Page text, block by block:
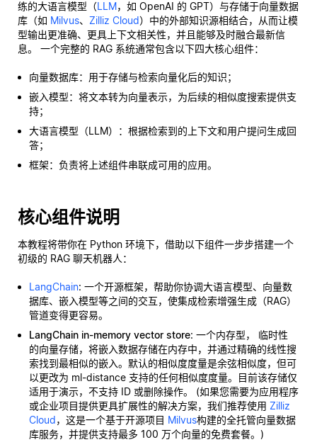
练的大语言模型（LLM，如 OpenAI 的 GPT）与存储于向量数据
库（如 Milvus、 Zilliz Cloud）中的外部知识源相结合，从而让模
型输出更准确、更具上下文相关性，并且能够及时融合最新信
息。 一个完整的 RAG 系统通常包含以下四大核心组件：
向量数据库：用于存储与检索向量化后的知识；
嵌入模型：将文本转为向量表示，为后续的相似度搜索提供支
持；
大语言模型（LLM）：根据检索到的上下文和用户提问生成回
答；
框架：负责将上述组件串联成可用的应用。
核心组件说明
本教程将带你在 Python 环境下，借助以下组件一步步搭建一个
初级的 RAG 聊天机器人：
LangChain: 一个开源框架，帮助你协调大语言模型、向量数
据库、嵌入模型等之间的交互，使集成检索增强生成（RAG）
管道变得更容易。
LangChain in-memory vector store: 一个内存型， 临时性
的向量存储，将嵌入数据存储在内存中，并通过精确的线性搜
索找到最相似的嵌入。默认的相似度度量是余弦相似度，但可
以更改为 ml-distance 支持的任何相似度度量。目前该存储仅
适用于演示，不支持 ID 或删除操作。 (如果您需要为应用程序
或企业项目提供更具扩展性的解决方案，我们推荐使用 Zilliz
Cloud，这是一个基于开源项目 Milvus构建的全托管向量数据
库服务，并提供支持最多 100 万个向量的免费套餐。)